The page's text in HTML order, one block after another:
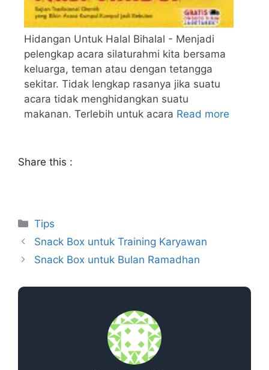
Hidangan Untuk Halal Bihalal - Menjadi
pelengkap acara silaturahmi kita bersama
keluarga, teman atau dengan tetangga
sekitar. Tidak lengkap rasanya jika suatu
acara tidak menghidangkan suatu
makanan. Terlebih untuk acara Read more
Share this :
Tips
Snack Box untuk Training Karyawan
Snack Box untuk Bulan Ramadhan